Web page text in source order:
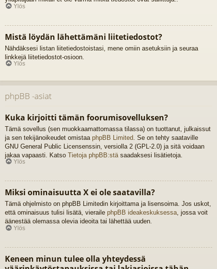
Ylös
Mistä löydän lähettämäni liitetiedostot?
Nähdäksesi listan liitetiedostoistasi, mene omiin asetuksiin ja seuraa
linkkejä liitetiedostot-osioon.
Ylös
phpBB -asiat
Kuka kirjoitti tämän foorumisovelluksen?
Tämä sovellus (sen muokkaamattomassa tilassa) on tuottanut, julkaissut
ja sen tekijänoikeudet omistaa phpBB Limited . Se on tehty saataville
GNU General Public Licensenssin, versiolla 2 (GPL-2.0) ja sitä voidaan
jakaa vapaasti. Katso Tietoja phpBB:stä saadaksesi lisätietoja.
Ylös
Miksi ominaisuutta X ei ole saatavilla?
Tämä ohjelmisto on phpBB Limitedin kirjoittama ja lisensoima. Jos uskot,
että ominaisuus tulisi lisätä, vieraile phpBB ideakeskuksessa, jossa voit
äänestää olemassa olevia ideoita tai lähettää uuden.
Ylös
Keneen minun tulee olla yhteydessä